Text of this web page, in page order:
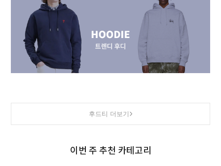
후드티 더보기
이번 주 추천 카테고리